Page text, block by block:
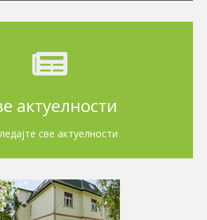
актуелности
све актуелности